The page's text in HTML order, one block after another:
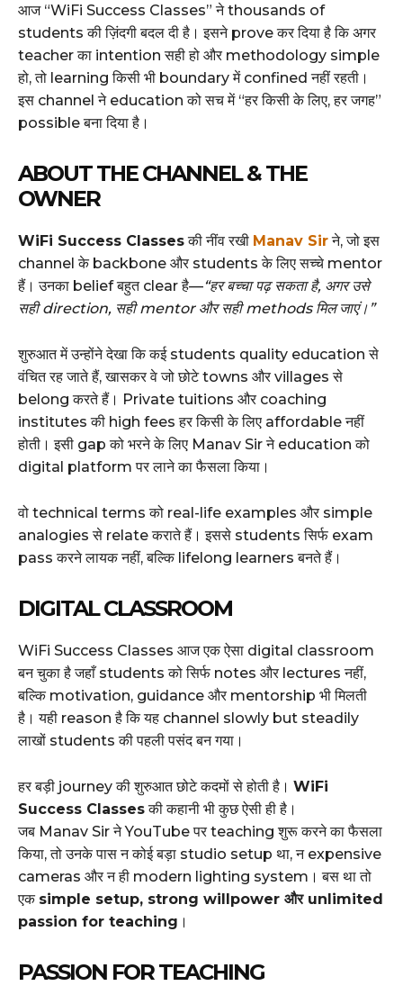
आज “WiFi Success Classes” ने thousands of
students की ज़िंदगी बदल दी है। इसने prove कर दिया है कि अगर
teacher का intention सही हो और methodology simple
हो, तो learning किसी भी boundary में confined नहीं रहती।
इस channel ने education को सच में “हर किसी के लिए, हर जगह”
possible बना दिया है।
ABOUT THE CHANNEL & THE
OWNER
WiFi Success Classesकी नींव रखी Manav Sirने, जो इस
channel के backbone और students के लिए सच्चे mentor
हैं। उनका belief बहुत clear है—“हर बच्चा पढ़ सकता है, अगर उसे
सही direction, सही mentor और सही methods मिल जाएं।”
शुरुआत में उन्होंने देखा कि कई students quality education से
वंचित रह जाते हैं, खासकर वे जो छोटे towns और villages से
belong करते हैं। Private tuitions और coaching
institutes की high fees हर किसी के लिए affordable नहीं
होती। इसी gap को भरने के लिए Manav Sir ने education को
digital platform पर लाने का फैसला किया।
वो technical terms को real-life examples और simple
analogies से relate कराते हैं। इससे students सिर्फ exam
pass करने लायक नहीं, बल्कि lifelong learners बनते हैं।
DIGITAL CLASSROOM
WiFi Success Classes आज एक ऐसा digital classroom
बन चुका है जहाँ students को सिर्फ notes और lectures नहीं,
बल्कि motivation, guidance और mentorship भी मिलती
है। यही reason है कि यह channel slowly but steadily
लाखों students की पहली पसंद बन गया।
हर बड़ी journey की शुरुआत छोटे कदमों से होती है। WiFi
Success Classesकी कहानी भी कुछ ऐसी ही है।
जब Manav Sir ने YouTube पर teaching शुरू करने का फैसला
किया, तो उनके पास न कोई बड़ा studio setup था, न expensive
cameras और न ही modern lighting system। बस था तो
एक simple setup, strong willpower और unlimited
passion for teaching ।
PASSION FOR TEACHING